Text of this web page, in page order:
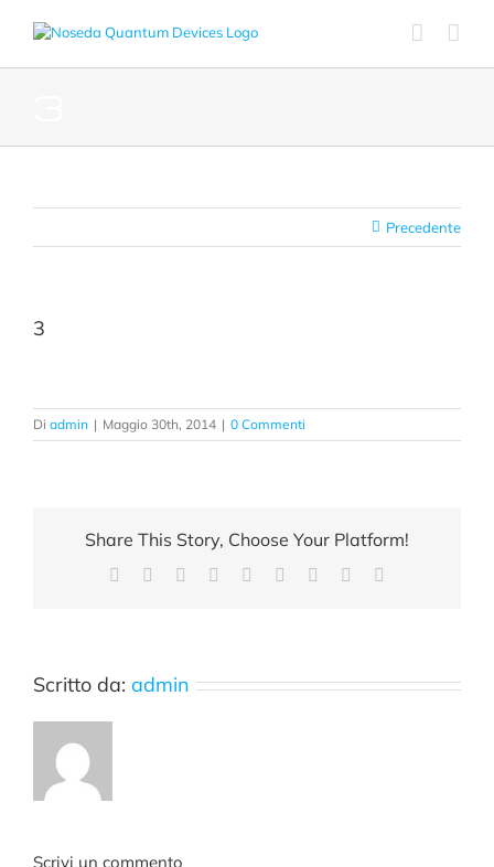
Precedente
3
Di admin | Maggio 30th, 2014 | 0 Commenti
Share This Story, Choose Your Platform!
Facebook Reddit LinkedInWhatsApp
TumblrPinterest
Scritto da: admin
Scrivi un commento